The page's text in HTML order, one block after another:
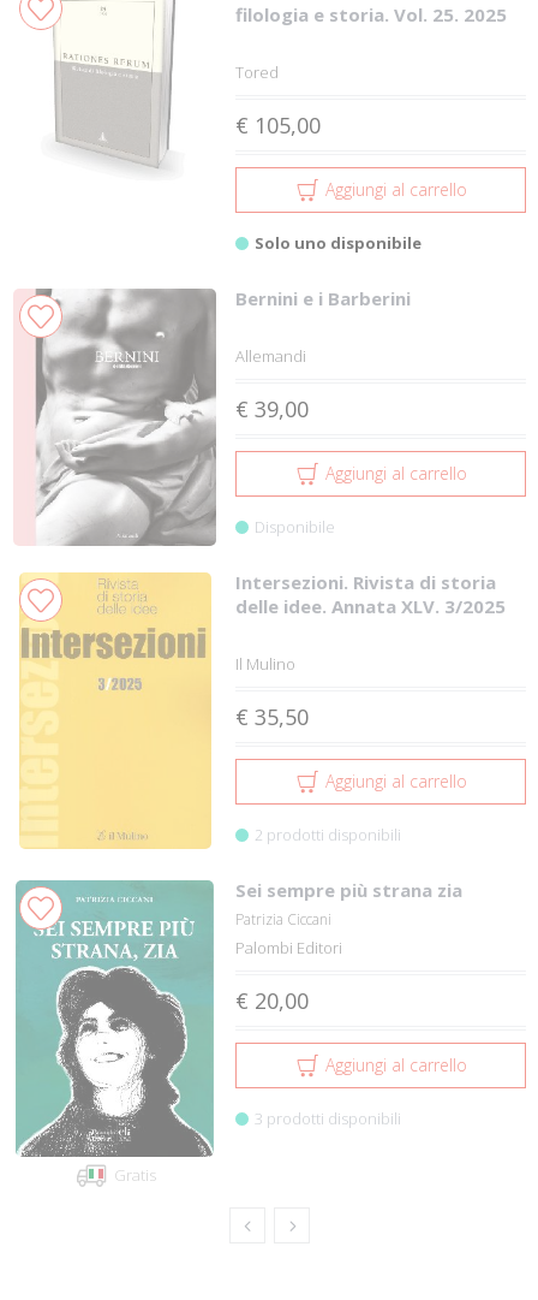
filologia e storia. Vol. 25. 2025
Tored
€ 105,00
Aggiungi al carrello
Solo uno disponibile
Bernini e i Barberini
Allemandi
€ 39,00
Aggiungi al carrello
Disponibile
Intersezioni. Rivista di storia
delle idee. Annata XLV. 3/2025
Il Mulino
€ 35,50
Aggiungi al carrello
2 prodotti disponibili
Gratis
Sei sempre più strana zia
Patrizia Ciccani
Palombi Editori
€ 20,00
Aggiungi al carrello
3 prodotti disponibili